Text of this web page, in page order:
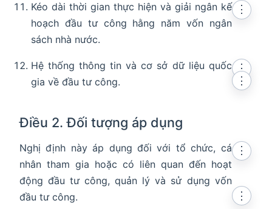
Kéo dài thời gian thực hiện và giải ngân kế
hoạch đầu tư công hằng năm vốn ngân
sách nhà nước.
⋮
Hệ thống thông tin và cơ sở dữ liệu quốc
gia về đầu tư công.
⋮
Điều 2. Đối tượng áp dụng
⋮
Nghị định này áp dụng đối với tổ chức, cá
nhân tham gia hoặc có liên quan đến hoạt
động đầu tư công, quản lý và sử dụng vốn
đầu tư công.
⋮
⋮